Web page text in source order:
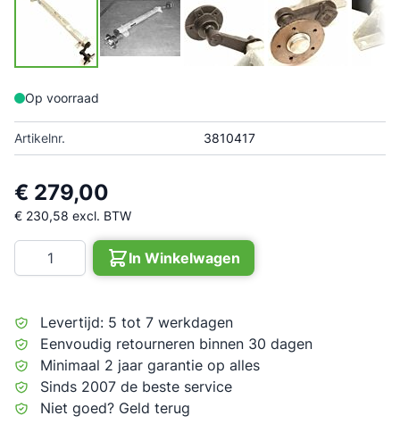
Op voorraad
Artikelnr. 3810417
€ 279,00
€ 230,58 excl. BTW
Aantal
In Winkelwagen
Levertijd: 5 tot 7 werkdagen
Eenvoudig retourneren binnen 30 dagen
Minimaal 2 jaar garantie op alles
Sinds 2007 de beste service
Niet goed? Geld terug